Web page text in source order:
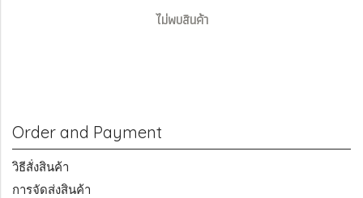
ไม่พบสินค้า
Order and Payment
วิธีสั่งสินค้า
การจัดส่งสินค้า